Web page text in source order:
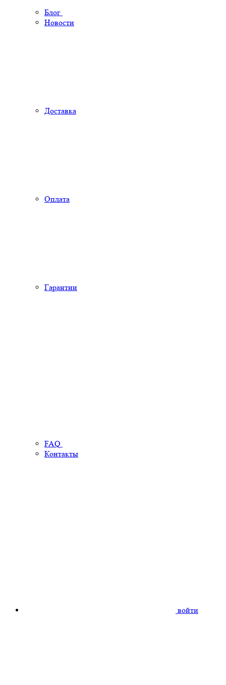
Блог
Новости
Доставка
Оплата
Гарантии
FAQ
Контакты
войти